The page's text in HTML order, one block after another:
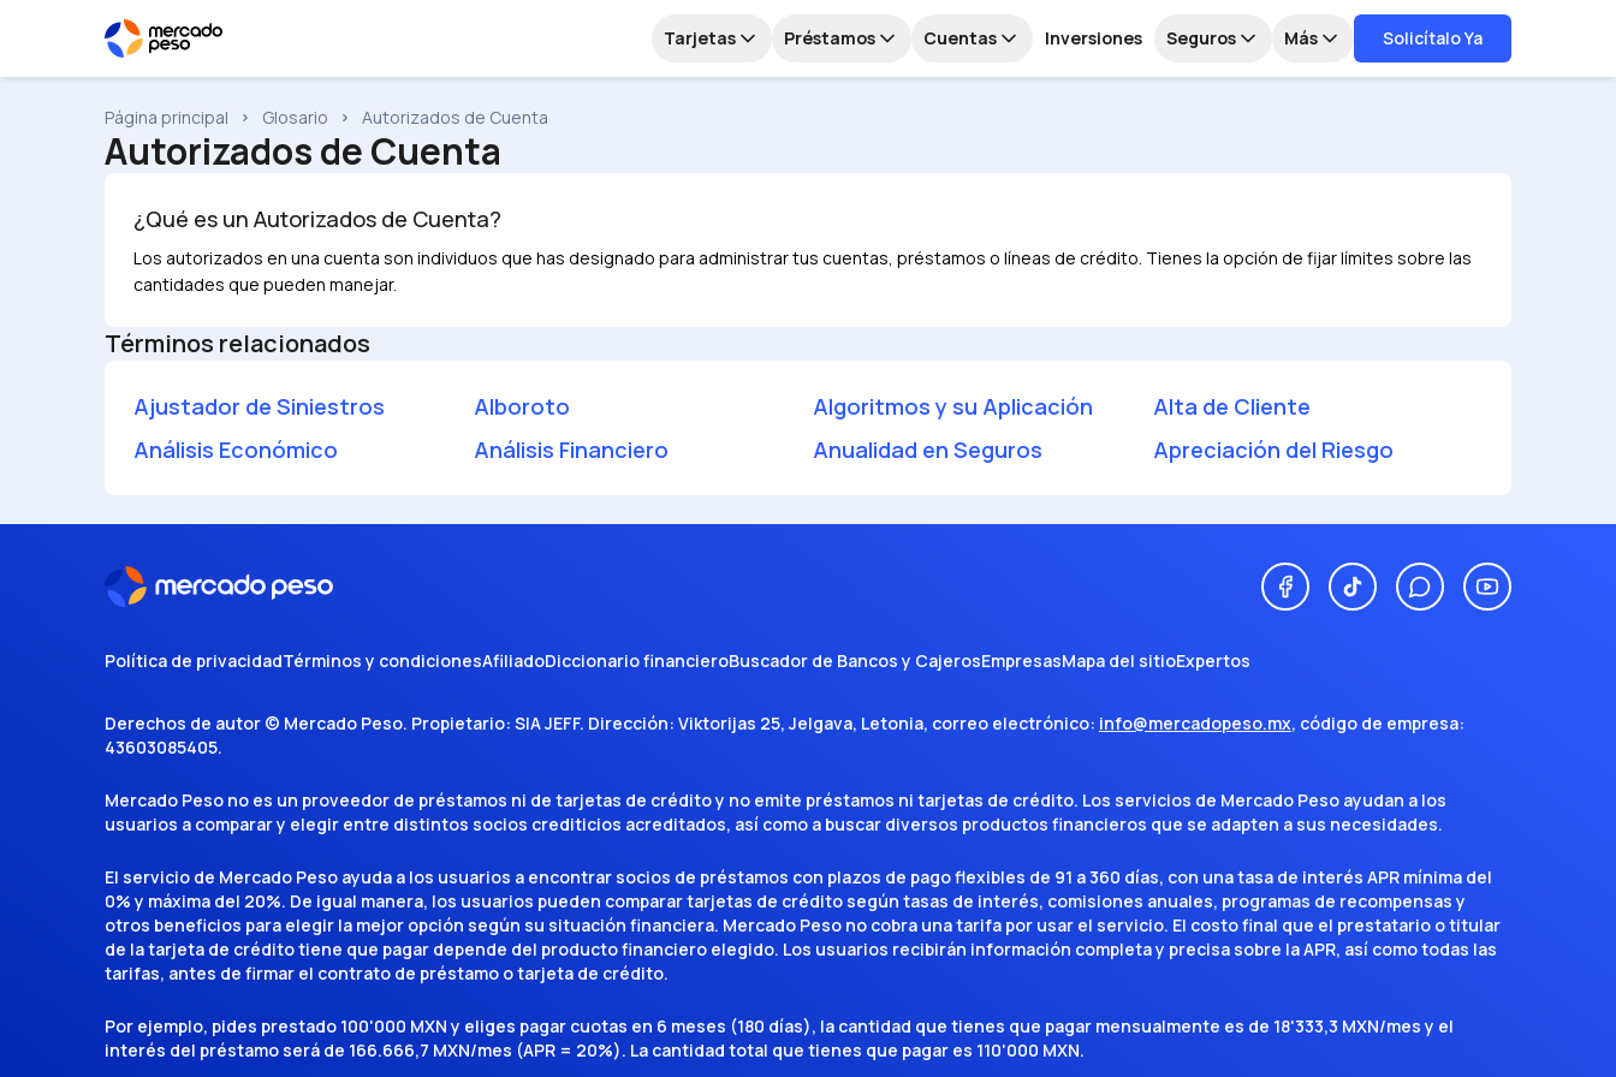
Tarjetas Préstamos Cuentas Inversiones Seguros Más Solicítalo Ya
Página principal Glosario Autorizados de Cuenta
Autorizados de Cuenta
¿Qué es un Autorizados de Cuenta?
Los autorizados en una cuenta son individuos que has designado para administrar tus cuentas, préstamos o líneas de crédito. Tienes la opción de fijar límites sobre las
cantidades que pueden manejar.
Términos relacionados
Ajustador de Siniestros Alboroto Algoritmos y su Aplicación
Alta de Cliente
Análisis Económico
Análisis Financiero Anualidad en Seguros Apreciación del Riesgo
Política de privacidadTérminos y condicionesAfiliadoDiccionario financieroBuscador de Bancos y CajerosEmpresasMapa del sitioExpertos
Derechos de autor © Mercado Peso. Propietario: SIA JEFF. Dirección: Viktorijas 25, Jelgava, Letonia, correo electrónico: info@mercadopeso.mx, código de empresa:
43603085405.
Mercado Peso no es un proveedor de préstamos ni de tarjetas de crédito y no emite préstamos ni tarjetas de crédito. Los servicios de Mercado Peso ayudan a los
usuarios a comparar y elegir entre distintos socios crediticios acreditados, así como a buscar diversos productos financieros que se adapten a sus necesidades.
El servicio de Mercado Peso ayuda a los usuarios a encontrar socios de préstamos con plazos de pago flexibles de 91 a 360 días, con una tasa de interés APR mínima del
0% y máxima del 20%. De igual manera, los usuarios pueden comparar tarjetas de crédito según tasas de interés, comisiones anuales, programas de recompensas y
otros beneficios para elegir la mejor opción según su situación financiera. Mercado Peso no cobra una tarifa por usar el servicio. El costo final que el prestatario o titular
de la tarjeta de crédito tiene que pagar depende del producto financiero elegido. Los usuarios recibirán información completa y precisa sobre la APR, así como todas las
tarifas, antes de firmar el contrato de préstamo o tarjeta de crédito.
Por ejemplo, pides prestado 100'000 MXN y eliges pagar cuotas en 6 meses (180 días), la cantidad que tienes que pagar mensualmente es de 18'333,3 MXN/mes y el
interés del préstamo será de 166.666,7 MXN/mes (APR = 20%). La cantidad total que tienes que pagar es 110'000 MXN.